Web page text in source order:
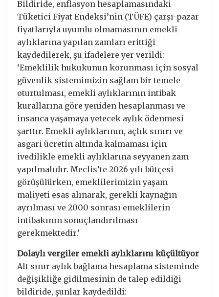
Bildiride, enflasyon hesaplamasındaki
Tüketici Fiyat Endeksi’nin (TÜFE) çarşı-pazar
fiyatlarıyla uyumlu olmamasının emekli
aylıklarına yapılan zamları erittiği
kaydedilerek, şu ifadelere yer verildi:
‘Emeklilik hukukunun korunması için sosyal
güvenlik sistemimizin sağlam bir temele
oturtulması, emekli aylıklarının intibak
kurallarına göre yeniden hesaplanması ve
insanca yaşamaya yetecek aylık ödenmesi
şarttır. Emekli aylıklarının, açlık sınırı ve
asgari ücretin altında kalmaması için
ivedilikle emekli aylıklarına seyyanen zam
yapılmalıdır. Meclis’te 2026 yılı bütçesi
görüşülürken, emeklilerimizin yaşam
maliyeti esas alınarak, gerekli kaynağın
ayrılması ve 2000 sonrası emeklilerin
intibakının sonuçlandırılması
gerekmektedir.’
Dolaylı vergiler emekli aylıklarını küçültüyor
Alt sınır aylık bağlama hesaplama sisteminde
değişikliğe gidilmesinin de talep edildiği
bildiride, şunlar kaydedildi: